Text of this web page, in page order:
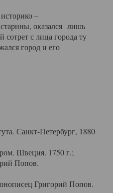
–
оказался лишь
с лица города ту
город и его
Санкт-Петербург, 1880
Швеция. 1750 г.;
Попов.
Григорий Попов.